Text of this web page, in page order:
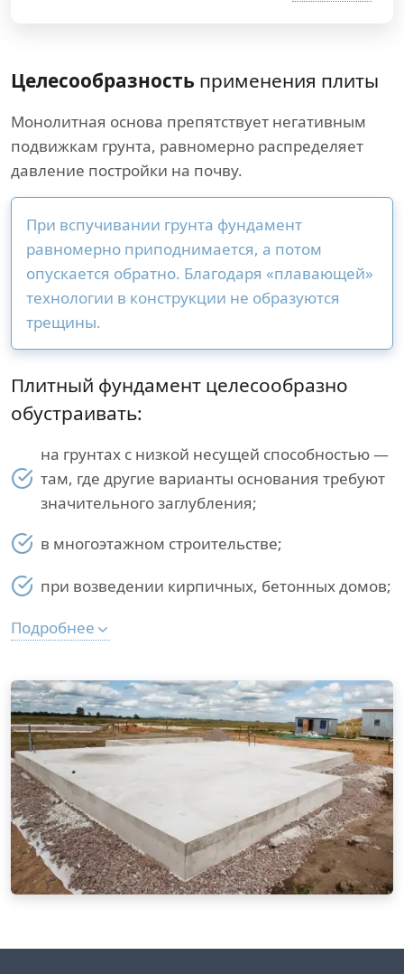
Целесообразность применения плиты
Монолитная основа препятствует негативным
подвижкам грунта, равномерно распределяет
давление постройки на почву.
При вспучивании грунта фундамент
равномерно приподнимается, а потом
опускается обратно. Благодаря «плавающей»
технологии в конструкции не образуются
трещины.
Плитный фундамент целесообразно
обустраивать:
на грунтах с низкой несущей способностью —
там, где другие варианты основания требуют
значительного заглубления;
в многоэтажном строительстве;
при возведении кирпичных, бетонных домов;
Подробнее